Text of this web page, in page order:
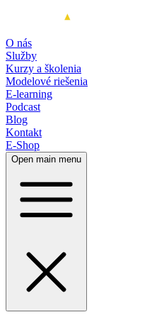
O nás
Služby
Kurzy a školenia
Modelové riešenia
E-learning
Podcast
Blog
Kontakt
E-Shop
Open main menu